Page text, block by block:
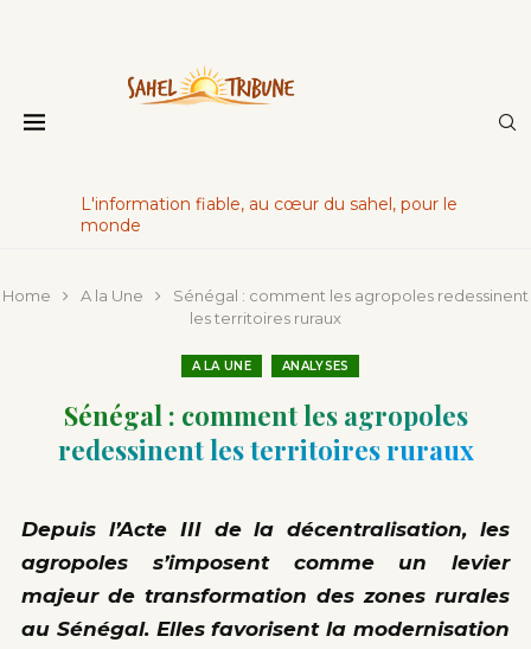
L'information fiable, au cœur du sahel, pour le
monde
Home A la Une
Sénégal : comment les agropoles redessinent
les territoires ruraux
A LA UNE ANALYSES
Sénégal : comment les agropoles
redessinent les territoires ruraux
Depuis l’Acte III de la décentralisation, les
agropoles s’imposent comme un levier
majeur de transformation des zones rurales
au Sénégal. Elles favorisent la modernisation